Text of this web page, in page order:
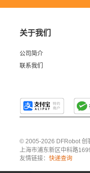
关于我们
公司简介
联系我们
© 2005-2026 DFRobot 创
上海市浦东新区中科路
友情链接： 快递查询